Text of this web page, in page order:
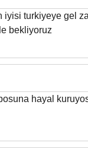
iyisi turkiyeye gel
bekliyoruz
hayal